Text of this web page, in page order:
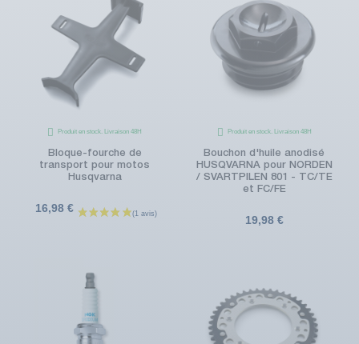
Produit en stock. Livraison 48H
Bloque-fourche de
transport pour motos
Husqvarna
16,98 €
Produit en stock. Livraison 48H
Bouchon d'huile anodisé
HUSQVARNA pour NORDEN
/ SVARTPILEN 801 - TC/TE
et FC/FE
19,98 €